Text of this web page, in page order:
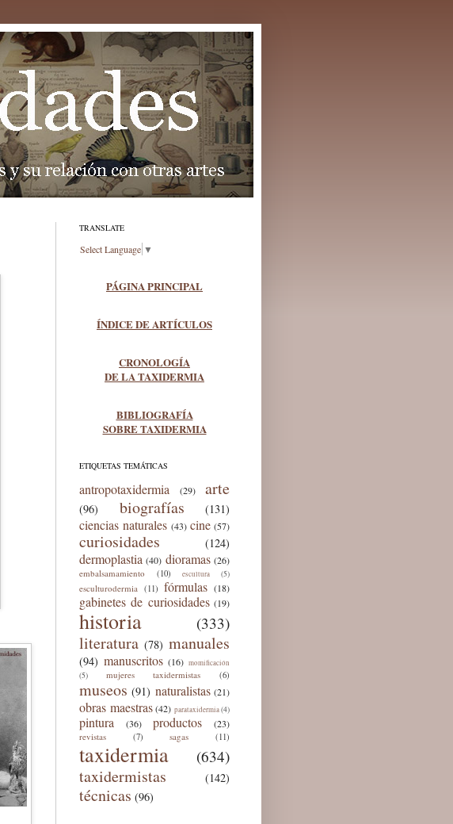
TRANSLATE
Select Language ▼
PÁGINA PRINCIPAL
ÍNDICE DE ARTÍCULOS
CRONOLOGÍA
DE LA TAXIDERMIA
BIBLIOGRAFÍA
SOBRE TAXIDERMIA
ETIQUETAS TEMÁTICAS
antropotaxidermia (29) arte
(96) biografías (131)
ciencias naturales (43) cine (57)
curiosidades (124)
dermoplastia (40) dioramas (26)
embalsamamiento (10) escultura (5)
esculturodermia (11) fórmulas (18)
gabinetes de curiosidades (19)
historia (333)
literatura (78) manuales
(94) manuscritos (16) momificación
(5) mujeres taxidermistas (6)
museos (91) naturalistas (21)
obras maestras (42) parataxidermia (4)
pintura (36) productos (23)
revistas (7) sagas (11)
taxidermia (634)
taxidermistas (142)
técnicas (96)